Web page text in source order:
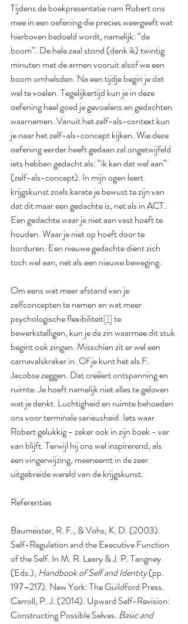
Tijdens de boekpresentatie nam Robert ons
mee in een oefening die precies weergeeft wat
hierboven bedoeld wordt, namelijk: “de
boom”. De hele zaal stond (denk ik) twintig
minuten met de armen vooruit alsof we een
boom omhelsden. Na een tijdje begin je dat
wel te voelen. Tegelijkertijd kun je in deze
oefening heel goed je gevoelens en gedachten
waarnemen. Vanuit het zelf-als-context kun
je naar het zelf-als-concept kijken. Wie deze
oefening eerder heeft gedaan zal ongetwijfeld
iets hebben gedacht als: “ik kan dat wel aan”
(zelf-als-concept). In mijn ogen leert
krijgskunst zoals karate je bewust te zijn van
dat dit maar een gedachte is, net als in ACT.
Een gedachte waar je niet aan vast hoeft te
houden. Waar je niet op hoeft door te
borduren. Een nieuwe gedachte dient zich
toch wel aan, net als een nieuwe beweging.
Om eens wat meer afstand van je
zelfconcepten te nemen en wat meer
psychologische flexibiliteit[1] te
bewerkstelligen, kun je de zin waarmee dit stuk
begint ook zingen. Misschien zit er wel een
carnavalskraker in. Of je kunt het als F.
Jacobse zeggen. Dat creëert ontspanning en
ruimte. Je hoeft namelijk niet alles te geloven
wat je denkt. Luchtigheid en ruimte behoeden
ons voor terminale serieusheid. Iets waar
Robert gelukkig - zeker ook in zijn boek - ver
van blijft. Terwijl hij ons wel inspirerend, als
een vingerwijzing, meeneemt in de zeer
uitgebreide wereld van de krijgskunst.
Referenties
Baumeister, R. F., & Vohs, K. D. (2003).
Self-Regulation and the Executive Function
of the Self. In M. R. Leary & J. P. Tangney
(Eds.), Handbook of Self and Identity (pp.
197–217). New York: The Guildford Press.
Carroll, P. J. (2014). Upward Self-Revision:
Constructing Possible Selves. Basic and